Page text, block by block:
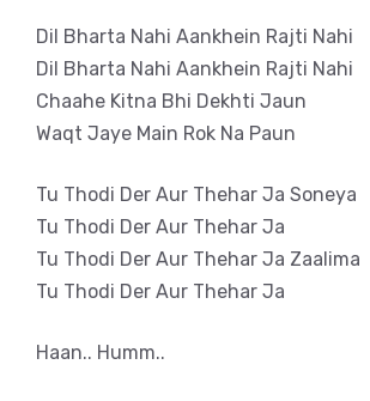
Dil Bharta Nahi Aankhein Rajti Nahi
Dil Bharta Nahi Aankhein Rajti Nahi
Chaahe Kitna Bhi Dekhti Jaun
Waqt Jaye Main Rok Na Paun
Tu Thodi Der Aur Thehar Ja Soneya
Tu Thodi Der Aur Thehar Ja
Tu Thodi Der Aur Thehar Ja Zaalima
Tu Thodi Der Aur Thehar Ja
Haan.. Humm..